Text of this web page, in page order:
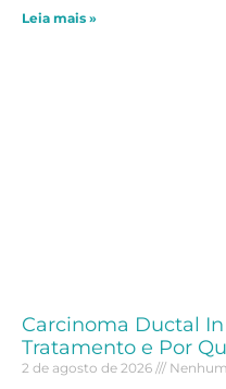
Leia mais »
Carcinoma Ductal In
Tratamento e Por
2 de agosto de 2026